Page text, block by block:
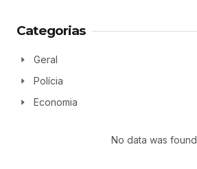
Categorias
Geral
Polícia
Economia
No data was found